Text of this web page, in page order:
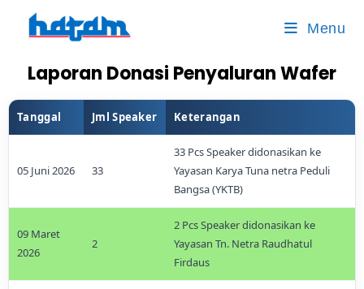
Menu
Laporan Donasi Penyaluran Wafer
Tanggal Jml Speaker Keterangan
05 Juni 2026 33
33 Pcs Speaker didonasikan ke
Yayasan Karya Tuna netra Peduli
Bangsa (YKTB)
09 Maret
2026
2
2 Pcs Speaker didonasikan ke
Yayasan Tn. Netra Raudhatul
Firdaus